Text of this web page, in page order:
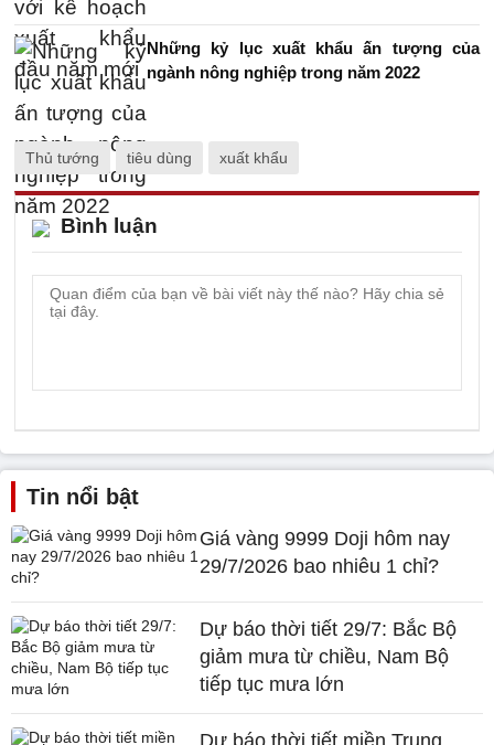
Những kỷ lục xuất khẩu ấn tượng của
ngành nông nghiệp trong năm 2022
Thủ tướng tiêu dùng xuất khẩu
Bình luận
Tin nổi bật
Giá vàng 9999 Doji hôm nay
29/7/2026 bao nhiêu 1 chỉ?
Dự báo thời tiết 29/7: Bắc Bộ
giảm mưa từ chiều, Nam Bộ
tiếp tục mưa lớn
Dự báo thời tiết miền Trung